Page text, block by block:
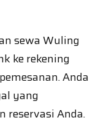
sewa Wuling
ke rekening
Anda
yang
Anda.